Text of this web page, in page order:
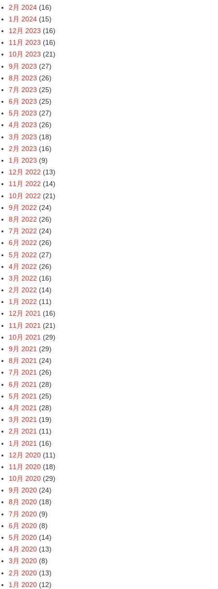
2月 2024 (16)
1月 2024 (15)
12月 2023 (16)
11月 2023 (16)
10月 2023 (21)
9月 2023 (27)
8月 2023 (26)
7月 2023 (25)
6月 2023 (25)
5月 2023 (27)
4月 2023 (26)
3月 2023 (18)
2月 2023 (16)
1月 2023 (9)
12月 2022 (13)
11月 2022 (14)
10月 2022 (21)
9月 2022 (24)
8月 2022 (26)
7月 2022 (24)
6月 2022 (26)
5月 2022 (27)
4月 2022 (26)
3月 2022 (16)
2月 2022 (14)
1月 2022 (11)
12月 2021 (16)
11月 2021 (21)
10月 2021 (29)
9月 2021 (29)
8月 2021 (24)
7月 2021 (26)
6月 2021 (28)
5月 2021 (25)
4月 2021 (28)
3月 2021 (19)
2月 2021 (11)
1月 2021 (16)
12月 2020 (11)
11月 2020 (18)
10月 2020 (29)
9月 2020 (24)
8月 2020 (18)
7月 2020 (9)
6月 2020 (8)
5月 2020 (14)
4月 2020 (13)
3月 2020 (8)
2月 2020 (13)
1月 2020 (12)